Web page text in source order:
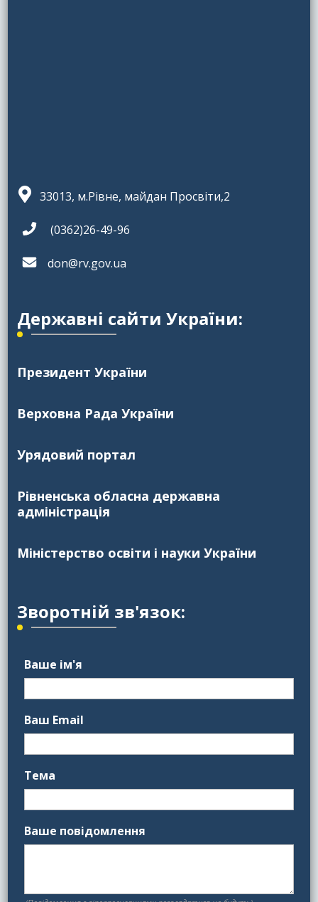
33013, м.Рівне, майдан Просвіти,2
(0362)26-49-96
don@rv.gov.ua
Державні сайти України:
Президент України
Верховна Рада України
Урядовий портал
Рівненська обласна державна
адміністрація
Міністерство освіти і науки України
Зворотній зв'язок:
Ваше ім'я
Ваш Email
Тема
Ваше повідомлення